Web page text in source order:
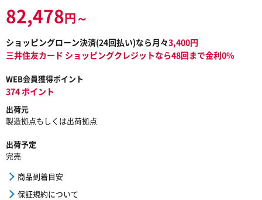
82,478円～
ショッピングローン決済(24回払い)なら月々3,400円
三井住友カード ショッピングクレジットなら48回まで金利0%
WEB会員獲得ポイント
374 ポイント
出荷元
製造拠点もしくは出荷拠点
出荷予定
完売
商品到着目安
保証規約について